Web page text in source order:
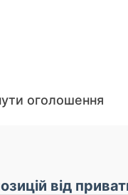
оголошення
від